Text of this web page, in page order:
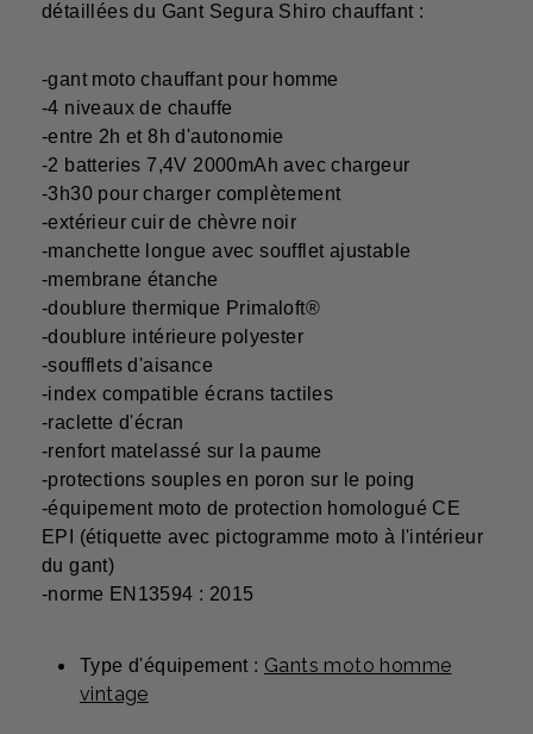
détaillées du Gant Segura Shiro chauffant :
-gant moto chauffant pour homme
-4 niveaux de chauffe
-entre 2h et 8h d'autonomie
-2 batteries 7,4V 2000mAh avec chargeur
-3h30 pour charger complètement
-extérieur cuir de chèvre noir
-manchette longue avec soufflet ajustable
-membrane étanche
-doublure thermique Primaloft®
-doublure intérieure polyester
-soufflets d'aisance
-index compatible écrans tactiles
-raclette d'écran
-renfort matelassé sur la paume
-protections souples en poron sur le poing
-équipement moto de protection homologué CE
EPI (étiquette avec pictogramme moto à l'intérieur
du gant)
-norme EN13594 : 2015
Type d'équipement : Gants moto homme
vintage